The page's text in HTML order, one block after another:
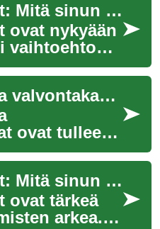
Siivouspalvelut: Mitä sinun tulisi tietää?
ovat nykyään
vaihtoehto
ja
Turvakamerat ja valvontakamerat: Mitä sinun tulisi tietää
ovat tulleet
niin
kuin
tarjoavat...Siivouspalvelut: Mitä sinun tulisi tietää?
ovat tärkeä
arkea.